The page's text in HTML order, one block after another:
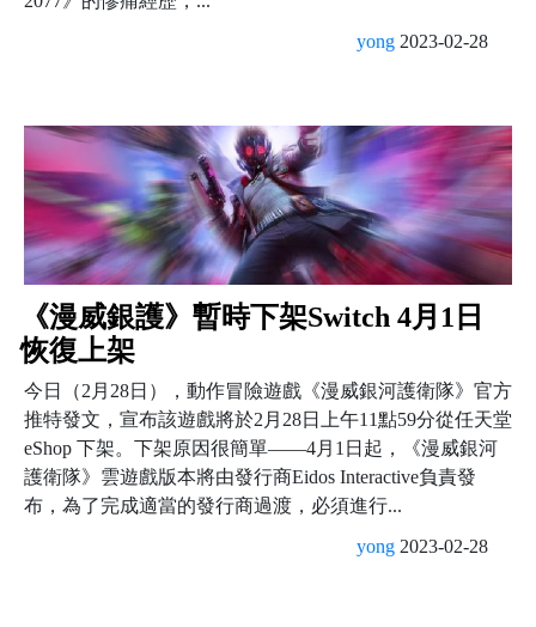
yong 2023-02-28
《漫威銀護》暫時下架Switch 4月1日
恢復上架
今日（2月28日），動作冒險遊戲《漫威銀河護衛隊》官方
推特發文，宣布該遊戲將於2月28日上午11點59分從任天堂
eShop 下架。下架原因很簡單——4月1日起，《漫威銀河
護衛隊》雲遊戲版本將由發行商Eidos Interactive負責發
布，為了完成適當的發行商過渡，必須進行...
yong 2023-02-28